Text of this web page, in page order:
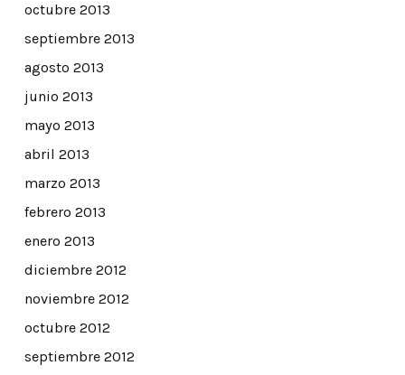
octubre 2013
septiembre 2013
agosto 2013
junio 2013
mayo 2013
abril 2013
marzo 2013
febrero 2013
enero 2013
diciembre 2012
noviembre 2012
octubre 2012
septiembre 2012